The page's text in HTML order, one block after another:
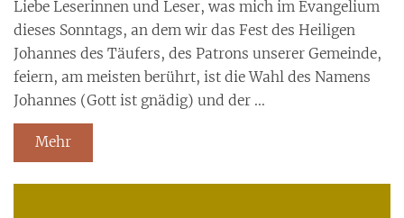
Liebe Leserinnen und Leser, was mich im Evangelium
dieses Sonntags, an dem wir das Fest des Heiligen
Johannes des Täufers, des Patrons unserer Gemeinde,
feiern, am meisten berührt, ist die Wahl des Namens
Johannes (Gott ist gnädig) und der ...
Mehr